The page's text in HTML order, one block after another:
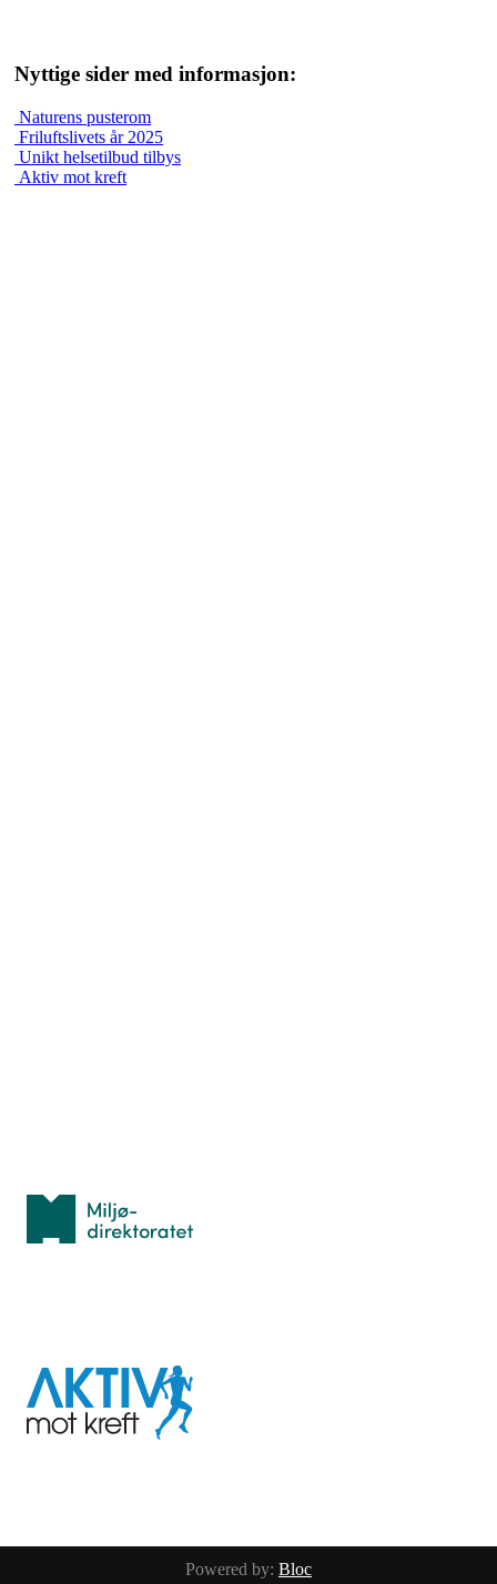
Nyttige sider med informasjon:
Naturens pusterom
Friluftslivets år 2025
Unikt helsetilbud tilbys
Aktiv mot kreft
Powered by: Bloc